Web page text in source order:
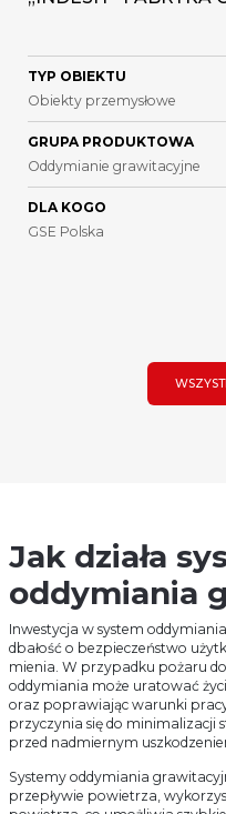
TYP OBIEKTU
Obiekty przemysłowe
GRUPA PRODUKTOWA
Oddymianie grawitacyjne
DLA KOGO
GSE Polska
Jak działa
oddymiania
Inwestycja w system
dbałość o bezpieczeństwo
mienia. W przypadku pożaru
oddymiania może uratować
oraz poprawiając warunki
przyczynia się do minimalizacji
przed nadmiernym
Systemy oddymiania
przepływie powietrza,